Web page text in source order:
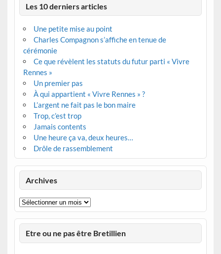
Les 10 derniers articles
Une petite mise au point
Charles Compagnon s’affiche en tenue de
cérémonie
Ce que révèlent les statuts du futur parti « Vivre
Rennes »
Un premier pas
À qui appartient « Vivre Rennes » ?
L’argent ne fait pas le bon maire
Trop, c’est trop
Jamais contents
Une heure ça va, deux heures…
Drôle de rassemblement
Archives
Archives
Etre ou ne pas être Bretillien